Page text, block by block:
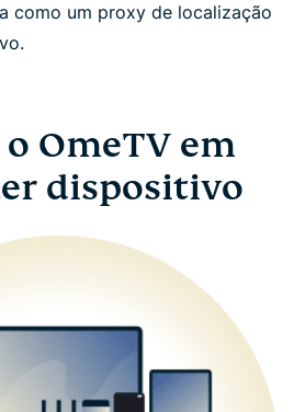
como um proxy de localização
OmeTV em
dispositivo